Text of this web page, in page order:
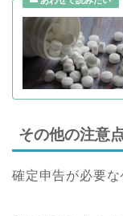
その他の注意
確定申告が必要な